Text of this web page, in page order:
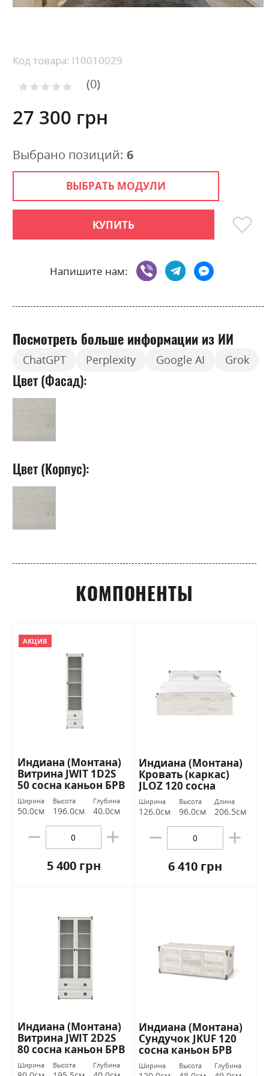
beginning
the
gallery
Код товара: l10010029
Рейтинг: 0
27 300 грн
ВЫБРАТЬ МОДУЛИ
КУПИТЬ
Напишите нам:
Выбрано позиций: 6
Посмотреть больше информации из ИИ
ChatGPT Perplexity Google AI Grok
Цвет (Фасад):
Цвет (Корпус):
КОМПОНЕНТЫ
АКЦИЯ
Индиана (Монтана)
Витрина JWIT 1D2S
50 сосна каньон БРВ
Украина
Ширина
50.0см
Высота
196.0см
Глубина
40.0см
5 400 грн
Индиана (Монтана)
Кровать (каркас)
JLOZ 120 сосна
каньон БРВ Украина
Ширина
126.0см
Высота
96.0см
Длина
206.5см
6 410 грн
Индиана (Монтана)
Витрина JWIT 2D2S
80 сосна каньон БРВ
Украина
Ширина Высота Глубина
Индиана (Монтана)
Сундучок JKUF 120
сосна каньон БРВ
Украина
Ширина Высота Глубина